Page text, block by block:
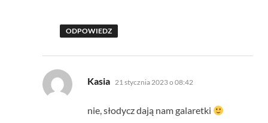
ODPOWIEDZ
Kasia pisze:
21 stycznia 2023 o 08:42
nie, słodycz dają nam galaretki